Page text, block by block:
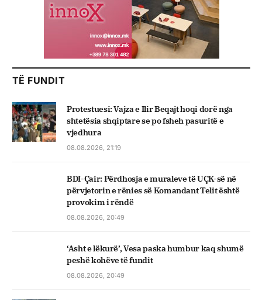
TË FUNDIT
Protestuesi: Vajza e Ilir Beqajt hoqi dorë nga
shtetësia shqiptare se po fsheh pasuritë e
vjedhura
08.08.2026, 21:19
BDI-Çair: Përdhosja e muraleve të UÇK-së në
përvjetorin e rënies së Komandant Telit është
provokim i rëndë
08.08.2026, 20:49
‘Asht e lëkurë’, Vesa paska humbur kaq shumë
peshë kohëve të fundit
08.08.2026, 20:49